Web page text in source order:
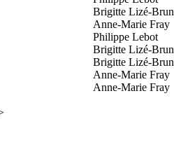
Brigitte Lizé-Brun
Anne-Marie Fray
Philippe Lebot
Brigitte Lizé-Brun
Brigitte Lizé-Brun
Anne-Marie Fray
Anne-Marie Fray